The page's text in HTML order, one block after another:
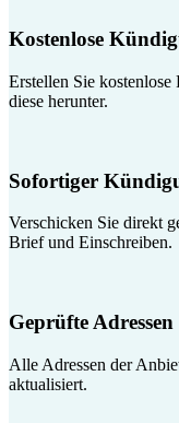
Kostenlose
Erstellen Sie
diese herunter.
Sofortiger
Verschicken Sie direkt
Brief und Einschreiben.
Geprüfte Adressen
Alle Adressen der
aktualisiert.